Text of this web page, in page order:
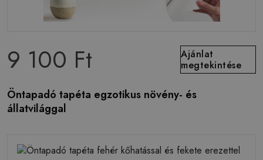
9 100 Ft
Ajánlat
megtekintése
Öntapadó tapéta egzotikus növény- és
állatvilággal